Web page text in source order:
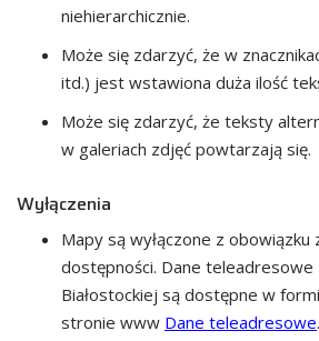
niehierarchicznie.
Może się zdarzyć, że w
itd.) jest wstawiona duża ilość
Może się zdarzyć, że teksty
w galeriach zdjęć powtarzają się.
Wyłączenia
Mapy są wyłączone z obowiązku
dostępności. Dane teleadresowe
Białostockiej są dostępne w
stronie www Dane teleadresowe.